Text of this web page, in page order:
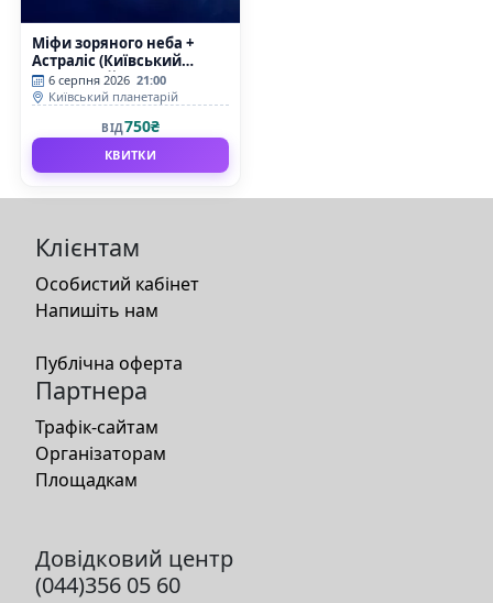
Міфи зоряного неба +
Астраліс (Київський
планетарій)
6 серпня 2026 21:00
Київський планетарій
ВІД750₴
КВИТКИ
Клієнтам
Особистий кабінет
Напишіть нам
Публічна оферта
Партнера
Трафік-сайтам
Організаторам
Площадкам
Довідковий центр
(044)356 05 60